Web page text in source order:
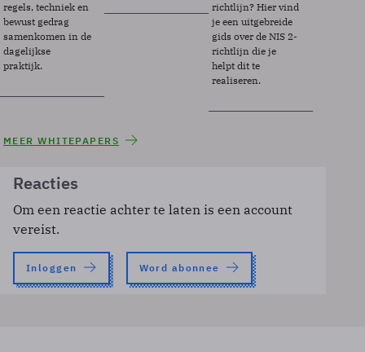
regels, techniek en
bewust gedrag
samenkomen in de
dagelijkse
praktijk.
richtlijn? Hier vind
je een uitgebreide
gids over de NIS 2-
richtlijn die je
helpt dit te
realiseren.
MEER WHITEPAPERS
Reacties
Om een reactie achter te laten is een account
vereist.
Inloggen Word abonnee